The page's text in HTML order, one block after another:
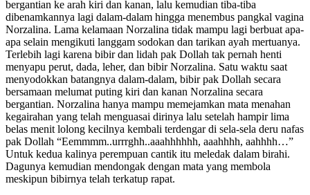
bergantian ke arah kiri dan kanan, lalu kemudian tiba-tiba
dibenamkannya lagi dalam-dalam hingga menembus pangkal vagina
Norzalina. Lama kelamaan Norzalina tidak mampu lagi berbuat apa-
apa selain mengikuti langgam sodokan dan tarikan ayah mertuanya.
Terlebih lagi karena bibir dan lidah pak Dollah tak pernah henti
menyapu perut, dada, leher, dan bibir Norzalina. Satu waktu saat
menyodokkan batangnya dalam-dalam, bibir pak Dollah secara
bersamaan melumat puting kiri dan kanan Norzalina secara
bergantian. Norzalina hanya mampu memejamkan mata menahan
kegairahan yang telah menguasai dirinya lalu setelah hampir lima
belas menit lolong kecilnya kembali terdengar di sela-sela deru nafas
pak Dollah “Eemmmm..urrrghh..aaahhhhhh, aaahhhh, aahhhh…”
Untuk kedua kalinya perempuan cantik itu meledak dalam birahi.
Dagunya kemudian mendongak dengan mata yang membola
meskipun bibirnya telah terkatup rapat.